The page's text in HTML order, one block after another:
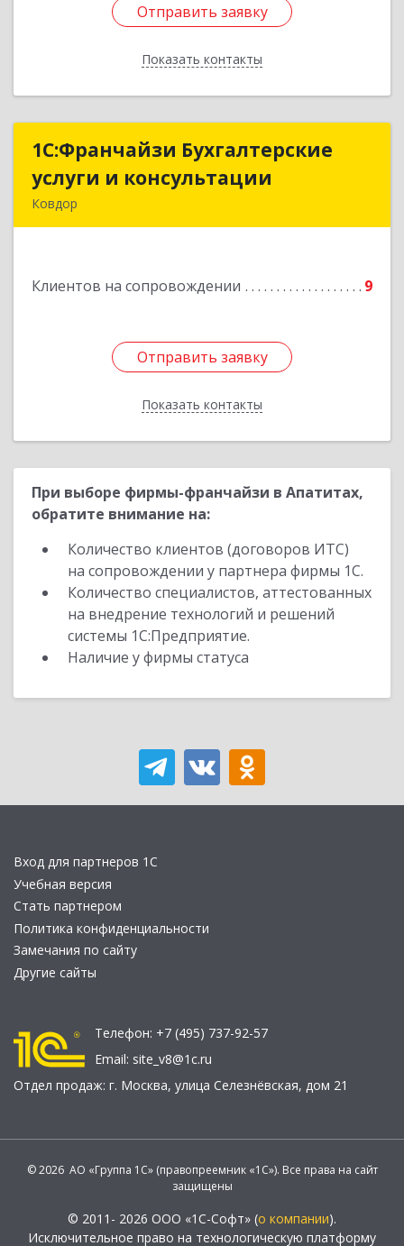
Отправить заявку
Показать контакты
Отправить заявку
Назад
1С:Франчайзи Бухгалтерские
услуги и консультации
Ковдор
Клиентов на сопровождении 9
Отправить заявку
Показать контакты
1С:Франчайзи Бухгалтерские
услуги и консультации
Отправить заявку
Назад
При выборе фирмы-франчайзи в Апатитах,
обратите внимание на:
Количество клиентов (договоров ИТС)
на сопровождении у партнера фирмы 1С.
Количество специалистов, аттестованных
на внедрение технологий и решений
системы 1С:Предприятие.
Наличие у фирмы статуса
Вход для партнеров 1С
Учебная версия
Стать партнером
Политика конфиденциальности
Замечания по сайту
Другие сайты
Телефон: +7 (495) 737-92-57
Email: site_v8@1c.ru
Отдел продаж: г. Москва, улица Селезнёвская, дом 21
© 2026 АО «Группа 1С» (правопреемник «1С»). Все права на сайт
защищены
© 2011- 2026 ООО «1С-Софт» (о компании).
Исключительное право на технологическую платформу